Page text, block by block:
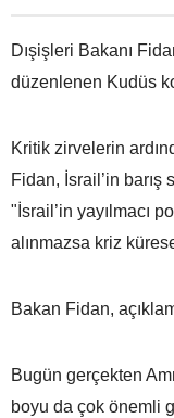
Dışişleri Bakanı
düzenlenen Kudüs
Kritik zirvelerin
Fidan, İsrail’in
"İsrail’in yayılmacı
alınmazsa kriz
Bakan Fidan,
Bugün gerçekten
boyu da çok önemli